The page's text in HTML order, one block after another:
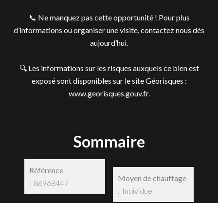
📞 Ne manquez pas cette opportunité ! Pour plus
d’informations ou organiser une visite, contactez nous dès
aujourd’hui.
🔍 Les informations sur les risques auxquels ce bien est
exposé sont disponibles sur le site Géorisques :
www.georisques.gouv.fr.
Sommaire
Référence
86968447
Moyen de chauffage
Individuel